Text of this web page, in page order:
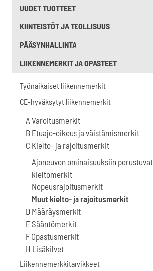
UUDET TUOTTEET
KIINTEISTÖT JA TEOLLISUUS
PÄÄSYNHALLINTA
LIIKENNEMERKIT JA OPASTEET
Työnaikaiset liikennemerkit
CE-hyväksytyt liikennemerkit
A Varoitusmerkit
B Etuajo-oikeus ja väistämismerkit
C Kielto- ja rajoitusmerkit
Ajoneuvon ominaisuuksiin perustuvat
kieltomerkit
Nopeusrajoitusmerkit
Muut kielto- ja rajoitusmerkit
D Määräysmerkit
E Sääntömerkit
F Opastusmerkit
H Lisäkilvet
Liikennemerkkitarvikkeet